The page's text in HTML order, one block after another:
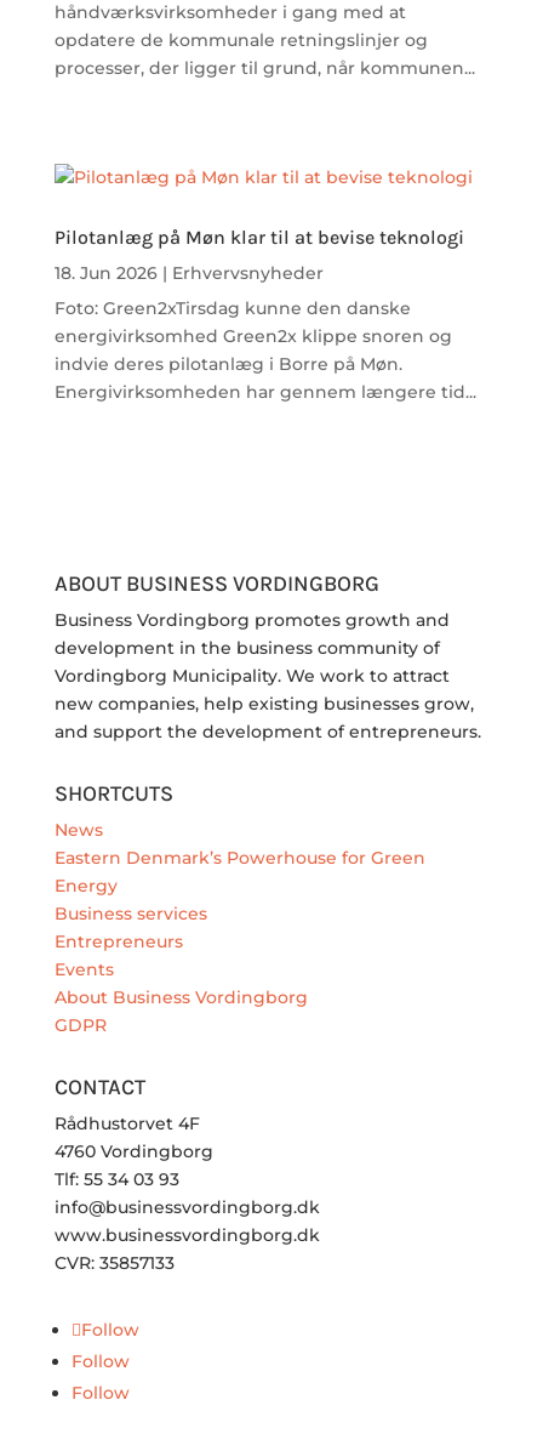
håndværksvirksomheder i gang med at
opdatere de kommunale retningslinjer og
processer, der ligger til grund, når kommunen...
Pilotanlæg på Møn klar til at bevise teknologi
18. Jun 2026| Erhvervsnyheder
Foto: Green2xTirsdag kunne den danske
energivirksomhed Green2x klippe snoren og
indvie deres pilotanlæg i Borre på Møn.
Energivirksomheden har gennem længere tid...
ABOUT BUSINESS VORDINGBORG
Business Vordingborg promotes growth and
development in the business community of
Vordingborg Municipality. We work to attract
new companies, help existing businesses grow,
and support the development of entrepreneurs.
SHORTCUTS
News
Eastern Denmark’s Powerhouse for Green
Energy
Business services
Entrepreneurs
Events
About Business Vordingborg
GDPR
CONTACT
Rådhustorvet 4F
4760 Vordingborg
Tlf: 55 34 03 93
info@businessvordingborg.dk
www.businessvordingborg.dk
CVR: 35857133
Follow
Follow
Follow